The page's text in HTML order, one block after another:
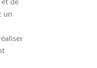
de
un